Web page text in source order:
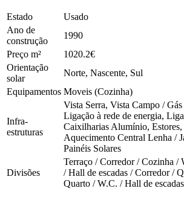
Estado
Usado
Ano de
construção
1990
Preço m²
1020.2€
Orientação
solar
Norte, Nascente, Sul
Equipamentos Moveis (Cozinha)
Infra-
estruturas
Vista Serra, Vista Campo /
Ligação à rede de energia,
Caixilharias Alumínio,
Aquecimento Central Lenha /
Painéis Solares
Divisões
Terraço / Corredor / Cozinha /
/ Hall de escadas / Corredor /
Quarto / W.C. / Hall de